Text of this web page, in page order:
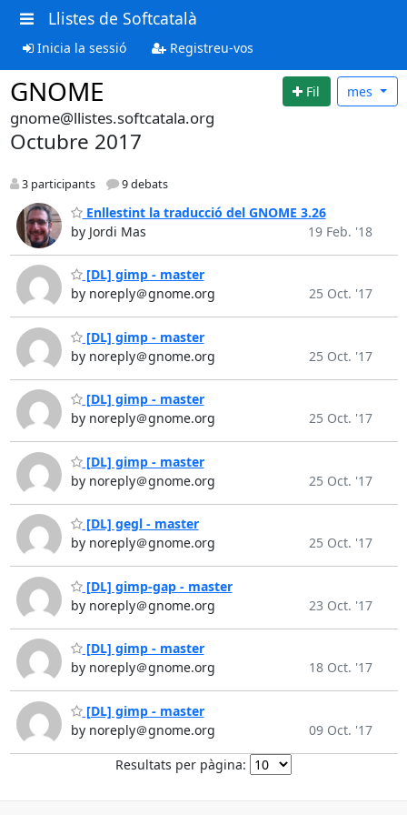
Llistes de Softcatalà
Inicia la sessió Registreu-vos
GNOME Fil mes
gnome@llistes.softcatala.org
Octubre 2017
3 participants 9 debats
Enllestint la traducció del GNOME 3.26
by Jordi Mas
19 Feb. '18
[DL] gimp - master
by noreply＠gnome.org
25 Oct. '17
[DL] gimp - master
by noreply＠gnome.org
25 Oct. '17
[DL] gimp - master
by noreply＠gnome.org
25 Oct. '17
[DL] gimp - master
by noreply＠gnome.org
25 Oct. '17
[DL] gegl - master
by noreply＠gnome.org
25 Oct. '17
[DL] gimp-gap - master
by noreply＠gnome.org
23 Oct. '17
[DL] gimp - master
by noreply＠gnome.org
18 Oct. '17
[DL] gimp - master
by noreply＠gnome.org
09 Oct. '17
Resultats per pàgina: